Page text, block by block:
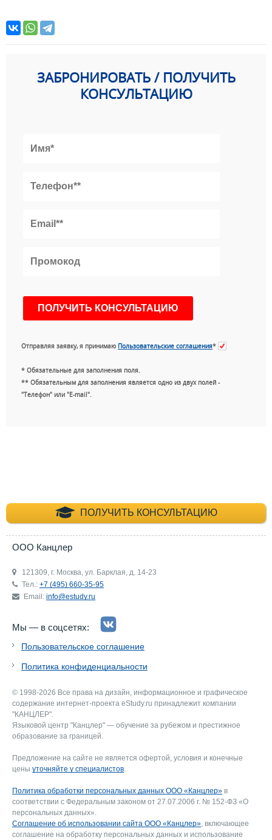
ЗАБРОНИРОВАТЬ / ПОЛУЧИТЬ
КОНСУЛЬТАЦИЮ
Отправляя заявку, я принимаю Пользовательские соглашения*
* Обязательные для заполнения поля.
** Обязательным для заполнения является одно из двух полей -
"Телефон" или "E-mail".
ПОЛУЧИТЬ КОНСУЛЬТАЦИЮ
+7 (495) 660-35-
ООО Канцлер
121309, г. Москва, ул. Барклая, д. 14-23
Тел.: +7 (495) 660-35-95
Email: info@estudy.ru
Мы — в соцсетях:
Пользовательское соглашение
Политика конфиденциальности
© 1998-2026 Все права на дизайн, информационное и графическое
содержание интернет-проекта eStudy.ru принадлежит компании
"КАНЦЛЕР".
Языковой центр "Канцлер" — обучение за рубежом и престижное
образование за границей.
Предложение на сайте не является офертой, условия и конечные
цены уточняйте у специалистов.
Политика обработки персональных данных ООО «Канцлер» в
соответствии с Федеральным законом от 27.07.2006 г. № 152-ФЗ «О
персональных данных».
Соглашение об использовании сайта ООО «Канцлер», включающее
соглашение на обработку персональных данных и использование